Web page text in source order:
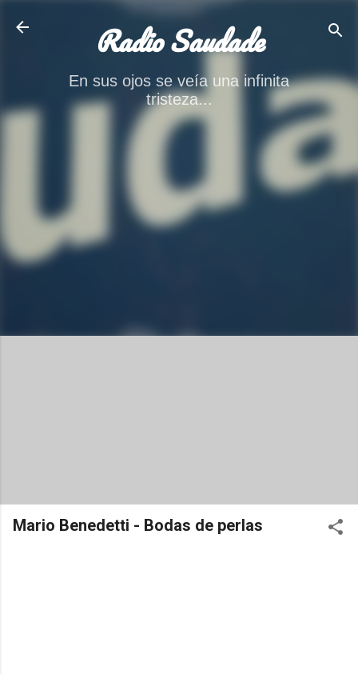
Radio Saudade
En sus ojos se veía una infinita
tristeza...
Mario Benedetti - Bodas de perlas